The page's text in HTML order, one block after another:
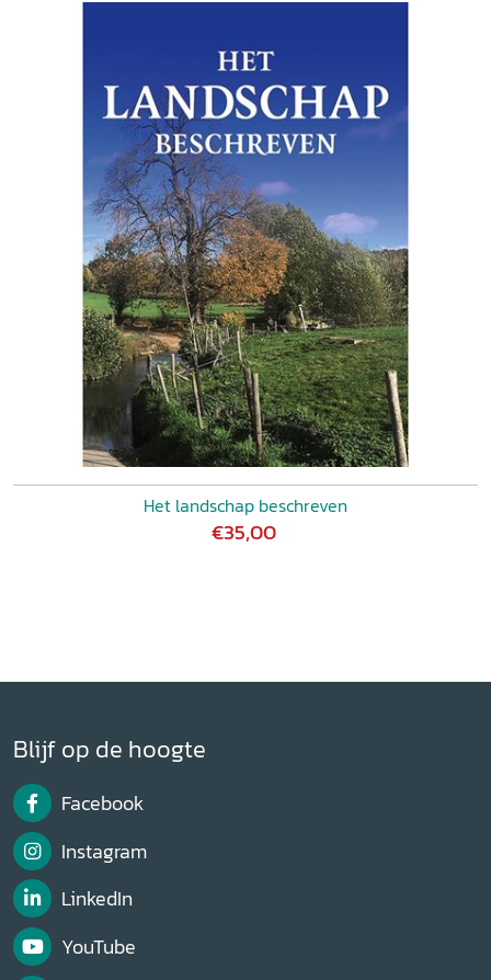
Het landschap beschreven
€35,00
Blijf op de hoogte
Facebook
Instagram
LinkedIn
YouTube